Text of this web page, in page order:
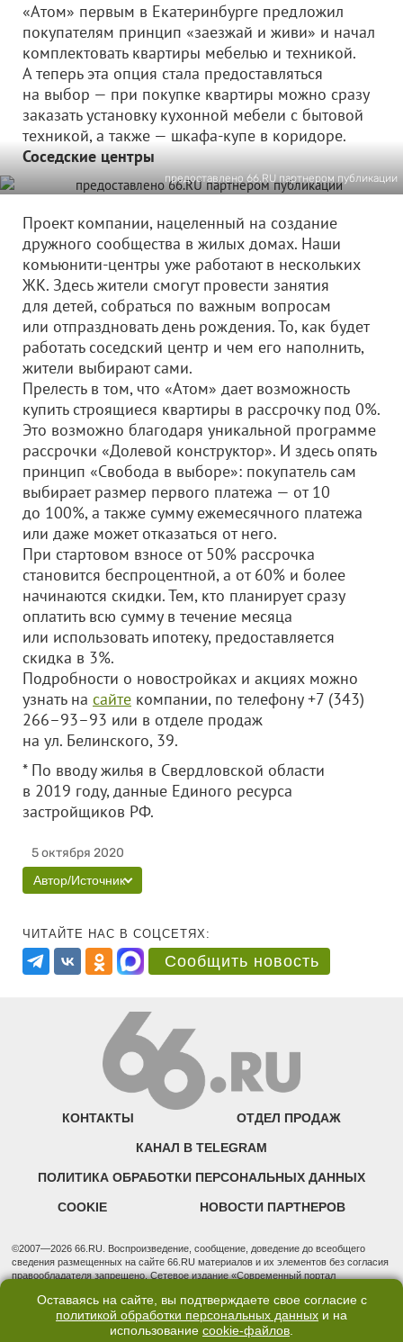
«Атом» первым в Екатеринбурге предложил
покупателям принцип «заезжай и живи» и начал
комплектовать квартиры мебелью и техникой.
А теперь эта опция стала предоставляться
на выбор — при покупке квартиры можно сразу
заказать установку кухонной мебели с бытовой
техникой, а также — шкафа-купе в коридоре.
Соседские центры
предоставлено 66.RU партнером публикации
Проект компании, нацеленный на создание
дружного сообщества в жилых домах. Наши
комьюнити-центры уже работают в нескольких
ЖК. Здесь жители смогут провести занятия
для детей, собраться по важным вопросам
или отпраздновать день рождения. То, как будет
работать соседский центр и чем его наполнить,
жители выбирают сами.
Прелесть в том, что «Атом» дает возможность
купить строящиеся квартиры в рассрочку под 0%.
Это возможно благодаря уникальной программе
рассрочки «Долевой конструктор». И здесь опять
принцип «Свобода в выборе»: покупатель сам
выбирает размер первого платежа — от 10
до 100%, а также сумму ежемесячного платежа
или даже может отказаться от него.
При стартовом взносе от 50% рассрочка
становится беспроцентной, а от 60% и более
начинаются скидки. Тем, кто планирует сразу
оплатить всю сумму в течение месяца
или использовать ипотеку, предоставляется
скидка в 3%.
Подробности о новостройках и акциях можно
узнать на сайте компании, по телефону +7 (343)
266–93–93 или в отделе продаж
на ул. Белинского, 39.
* По вводу жилья в Свердловской области
в 2019 году, данные Единого ресурса
застройщиков РФ.
5 октября 2020
Автор/Источник
ЧИТАЙТЕ НАС В СОЦСЕТЯХ:
Сообщить новость
КОНТАКТЫ ОТДЕЛ ПРОДАЖ
КАНАЛ В TELEGRAM
ПОЛИТИКА ОБРАБОТКИ ПЕРСОНАЛЬНЫХ ДАННЫХ
COOKIE НОВОСТИ ПАРТНЕРОВ
©2007—2026 66.RU. Воспроизведение, сообщение, доведение до всеобщего
сведения размещенных на сайте 66.RU материалов и их элементов без согласия
правообладателя запрещено. Сетевое издание «Современный портал
надзору в сфере связи, информационных технологий и массовых коммуникаций
(Роскомнадзор). Регистрационный номер ЭЛ № ФС 77 - 76634 от 02.09.2019
Учредитель: Общество с ограниченной ответственностью "66.ру". Юридический
Оставаясь на сайте, вы подтверждаете свое согласие с
политикой обработки персональных данных и на
использование cookie-файлов.